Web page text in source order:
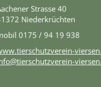
Strasse 40
Niederkrüchten
0175 / 94 19 938